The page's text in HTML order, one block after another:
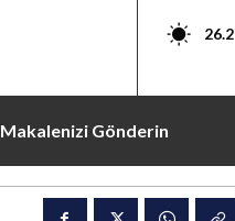
26.2
Makalenizi Gönderin